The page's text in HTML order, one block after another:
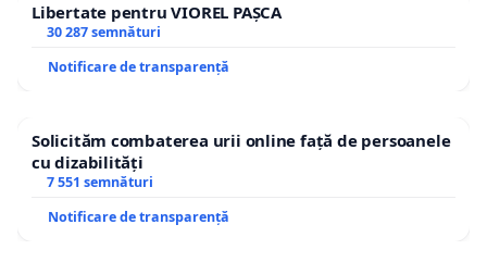
Libertate pentru VIOREL PAȘCA
30 287 semnături
Notificare de transparență
Solicităm combaterea urii online față de persoanele
cu dizabilități
7 551 semnături
Notificare de transparență